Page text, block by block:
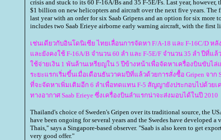
crisis and stuck to its 60 F-16A/Bs and 35 F-5E/Fs. Last year, however,
$1 billion on new helicopters and aircraft over the next five years. The
last year with an order for six Saab Gripens and an option for six more
includes two Saab Erieye airborne early warning aircraft, with the first
เช่นเดียวกับอินโดนิเซีย ไทยเลื่อนการจัดหา F/A-18 และ F-16C/D ห
ละยังคงใช้ F-16A/B จำนวน 60 ลำ และ F-5E/F จำนวน 35 ลำ ปีที่แ
ช้จ่ายเงิน 1 พันล้านเหรียญใน 5 ปีข้างหน้าเพื่อจัดหาเครื่องบินขับไล่
ระยะแรกเริ่มขึ้นเมื่อเดือนธันวาคมปีที่แล้วด้วยการสั่งซื้อ Gripen จาก
ที่จะจัดหาเพิ่มเติมอีก 6 ลำเพื่อทดแทน F-5 สัญญายังประกอบไปด้วย
ทางอากาศ Saab Erieye ซึ่งเครื่องบินลำแรกน่าจะส่งมอบได้ในปี 2010
Thailand's choice of Sweden's Gripen over its traditional source, the
have been ongoing for several years and the Swedes have developed
Thais," says a Singapore-based observer. "Saab is also keen to get
very good offer."